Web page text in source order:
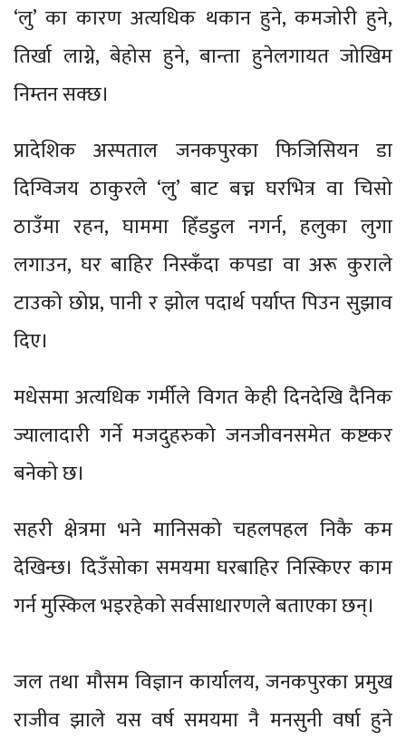
‘लु’ का कारण अत्यधिक थकान हुने, कमजोरी हुने,
तिर्खा लाग्ने, बेहोस हुने, बान्ता हुनेलगायत जोखिम
निम्तन सक्छ।
प्रादेशिक अस्पताल जनकपुरका फिजिसियन डा
दिग्विजय ठाकुरले ‘लु’ बाट बच्न घरभित्र वा चिसो
ठाउँमा रहन, घाममा हिँडडुल नगर्न, हलुका लुगा
लगाउन, घर बाहिर निस्कँदा कपडा वा अरू कुराले
टाउको छोप्न, पानी र झोल पदार्थ पर्याप्त पिउन सुझाव
दिए।
मधेसमा अत्यधिक गर्मीले विगत केही दिनदेखि दैनिक
ज्यालादारी गर्ने मजदुहरुको जनजीवनसमेत कष्टकर
बनेको छ।
सहरी क्षेत्रमा भने मानिसको चहलपहल निकै कम
देखिन्छ। दिउँसोका समयमा घरबाहिर निस्किएर काम
गर्न मुस्किल भइरहेको सर्वसाधारणले बताएका छन्।
जल तथा मौसम विज्ञान कार्यालय, जनकपुरका प्रमुख
राजीव झाले यस वर्ष समयमा नै मनसुनी वर्षा हुने